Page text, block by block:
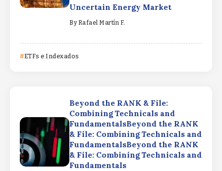
Uncertain Energy Market
By Rafael Martín F.
ETFs e Indexados
Beyond the RANK & File:
Combining Technicals and
FundamentalsBeyond the RANK
& File: Combining Technicals and
FundamentalsBeyond the RANK
& File: Combining Technicals and
Fundamentals